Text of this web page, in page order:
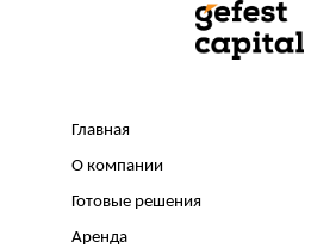
Главная
О компании
Готовые решения
Аренда